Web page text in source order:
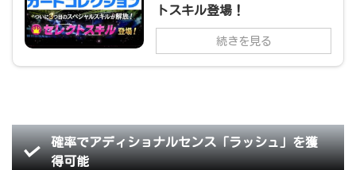
トスキル登場！
続きを見る
確率でアディショナルセンス「ラッシュ」を獲
得可能